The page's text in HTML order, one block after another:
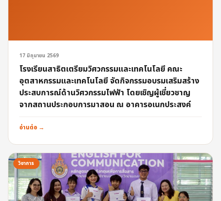
17 มิถุนายน 2569
โรงเรียนสาธิตเตรียมวิศวกรรมและเทคโนโลยี คณะ
อุตสาหกรรมและเทคโนโลยี จัดกิจกรรมอบรมเสริมสร้าง
ประสบการณ์ด้านวิศวกรรมไฟฟ้า โดยเชิญผู้เชี่ยวชาญ
จากสถานประกอบการมาสอน ณ อาคารอเนกประสงค์
อ่านต่อ →
วิชาการ